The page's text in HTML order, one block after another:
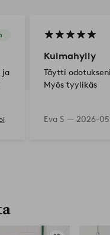
ja
Kulmahylly
Täytti
Myös tyylikäs
Eva S — 2026-